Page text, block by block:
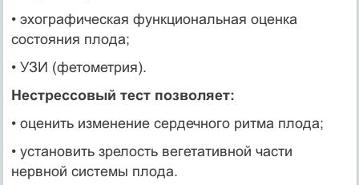
• эхографическая функциональная оценка
состояния плода;
• УЗИ (фетометрия).
Нестрессовый тест позволяет:
• оценить изменение сердечного ритма плода;
• установить зрелость вегетативной части
нервной системы плода.